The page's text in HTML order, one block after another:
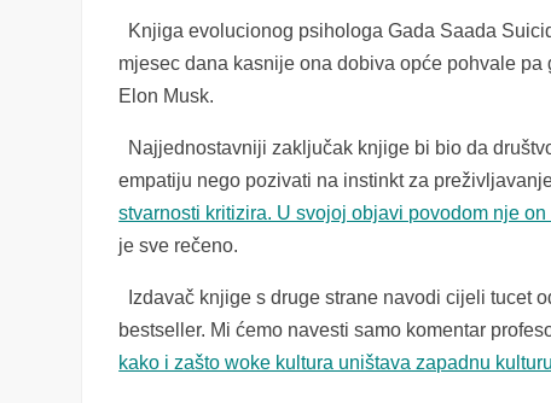
Knjiga evolucionog psihologa Gada Saada
mjesec dana kasnije ona dobiva opće pohvale
Elon Musk.
Najjednostavniji zaključak knjige bi bio da
empatiju nego pozivati na instinkt za
stvarnosti kritizira. U svojoj objavi povodom nje
je sve rečeno.
Izdavač knjige s druge strane navodi cijeli tucet
bestseller. Mi ćemo navesti samo komentar
kako i zašto woke kultura uništava zapadnu